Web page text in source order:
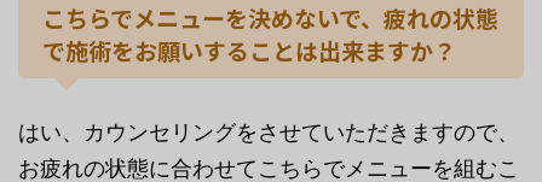
こちらでメニューを決めないで、疲れの状態
で施術をお願いすることは出来ますか？
はい、カウンセリングをさせていただきますので、
お疲れの状態に合わせてこちらでメニューを組むこ